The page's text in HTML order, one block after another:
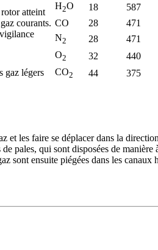
H2O 18
587
CO
28
471
N2 28
471
O2 32
440
CO2 44 375
atteint
courants.
gaz légers
et les faire se déplacer dans la
pales, qui sont disposées de manière
sont ensuite piégées dans les canaux